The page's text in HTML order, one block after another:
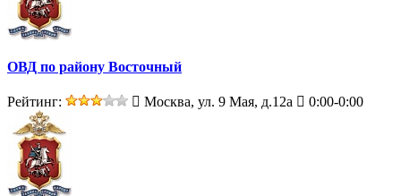
ОВД по району Восточный
Рейтинг: Москва, ул. 9 Мая, д.12а 0:00-0:00